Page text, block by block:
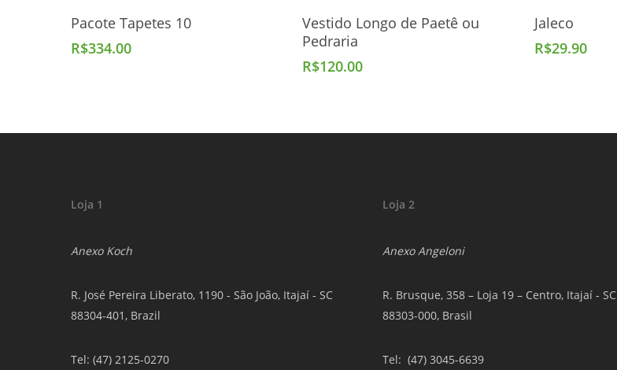
Adicionar Ao Carrinho
Pacote Tapetes 10
R$334.00
Adicionar Ao Carrinho
Vestido Longo de Paetê ou
Pedraria
R$120.00
Jaleco
R$29.90
Loja 1
Anexo Koch
R. José Pereira Liberato, 1190 - São João, Itajaí - SC
88304-401, Brazil
Tel: (47) 2125-0270
Loja 2
Anexo Angeloni
R. Brusque, 358 – Loja 19 – Centro, Itajaí - SC
88303-000, Brasil
Tel: (47) 3045-6639